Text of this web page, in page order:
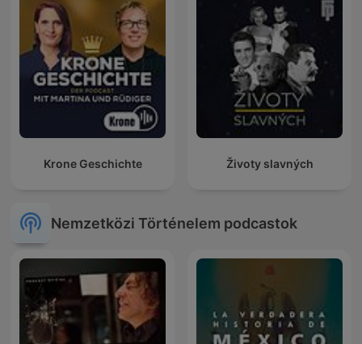
Krone Geschichte Životy slavných
Nemzetközi Történelem podcastok